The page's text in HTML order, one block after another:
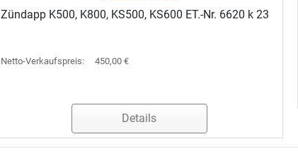
Zündapp K500, K800, KS500, KS600 ET.-Nr. 6620 k 23
Netto-Verkaufspreis: 450,00 €
Details